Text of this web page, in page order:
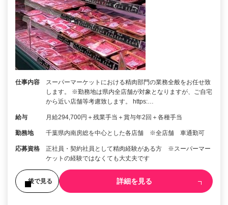
仕事内容
スーパーマーケットにおける精肉部門の業務全般をお任せ致
します。 ※勤務地は県内全店舗が対象となりますが、ご自宅
から近い店舗等考慮致します。 https:…
給与 月給294,700円＋残業手当＋賞与年2回＋各種手当
勤務地 千葉県内南房総を中心とした各店舗 ※全店舗 車通勤可
応募資格
正社員・契約社員として精肉経験がある方 ※スーパーマー
ケットの経験ではなくても大丈夫です
後で見る 詳細を見る